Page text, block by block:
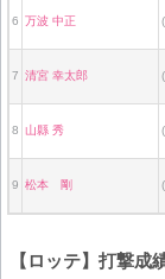
6 万波 中正
7 清宮 幸太郎
8 山縣 秀
9 松本 剛
【ロッテ】打撃成